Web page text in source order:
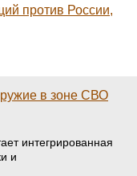
против России,
в зоне СВО
интегрированная
и